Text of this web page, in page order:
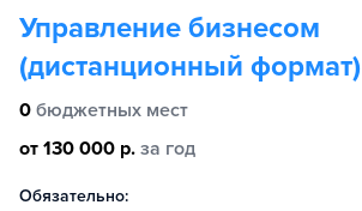
Управление бизнесом
(дистанционный формат)
0 бюджетных мест
от 130 000 р. за год
Обязательно: